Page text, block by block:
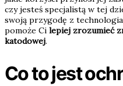
czy jesteś specjalistą w tej
swoją przygodę z
pomoże Ci lepiej zrozumieć
katodowej.
Co to jest